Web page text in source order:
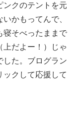
ンクのテントを元
かもってんで、
寝そべったままで
上だよー！）じゃ
した。ブログラン
ックして応援して